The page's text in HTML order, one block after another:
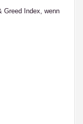
Index, wenn